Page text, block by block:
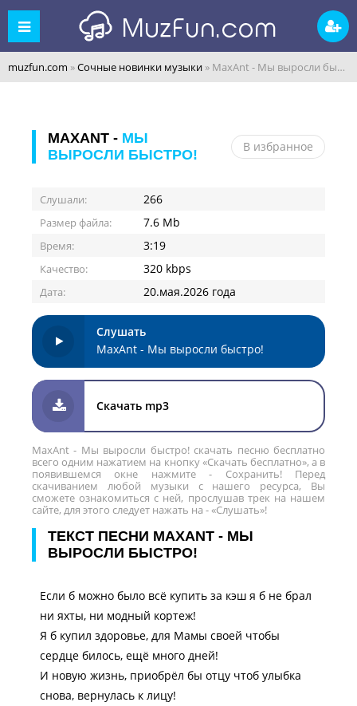
muzfun.com »Сочные новинки музыки » MaxAnt - Мы выросли быстро!
MAXANT - МЫ
ВЫРОСЛИ БЫСТРО!
В избранное
Слушали: 266
Размер файла: 7.6 Mb
Время: 3:19
Качество: 320 kbps
Дата: 20.мая.2026 года
Слушать
MaxAnt - Мы выросли быстро!
Скачать mp3
MaxAnt - Мы выросли быстро! скачать песню бесплатно
всего одним нажатием на кнопку «Скачать бесплатно», а в
появившемся окне нажмите - Сохранить! Перед
скачиванием любой музыки с нашего ресурса, Вы
сможете ознакомиться с ней, прослушав трек на нашем
сайте, для этого следует нажать на - «Слушать»!
ТЕКСТ ПЕСНИ MAXANT - МЫ
ВЫРОСЛИ БЫСТРО!
Если б можно было всё купить за кэш я б не брал
ни яхты, ни модный кортеж!
Я б купил здоровье, для Мамы своей чтобы
сердце билось, ещё много дней!
И новую жизнь, приобрёл бы отцу чтоб улыбка
снова, вернулась к лицу!